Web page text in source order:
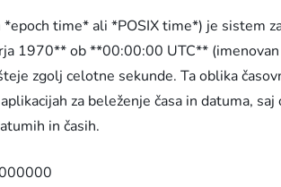
time* ali *POSIX time*) je sistem
1970** ob **00:00:00 UTC**
zgolj celotne sekunde. Ta oblika
za beleženje časa in datuma,
in časih.